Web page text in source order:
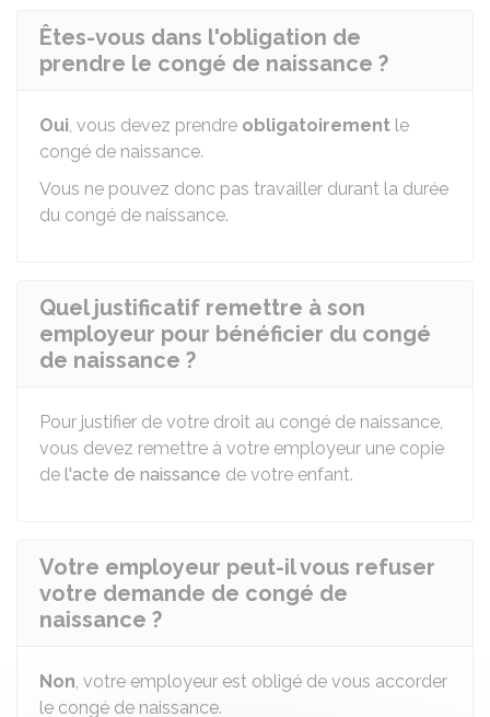
Êtes-vous dans l'obligation de
prendre le congé de naissance ?
Oui, vous devez prendre obligatoirement le
congé de naissance.
Vous ne pouvez donc pas travailler durant la durée
du congé de naissance.
Quel justificatif remettre à son
employeur pour bénéficier du congé
de naissance ?
Pour justifier de votre droit au congé de naissance,
vous devez remettre à votre employeur une copie
de l'acte de naissance de votre enfant.
Votre employeur peut-il vous refuser
votre demande de congé de
naissance ?
Non, votre employeur est obligé de vous accorder
le congé de naissance.